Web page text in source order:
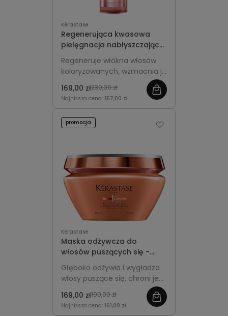
Kérastase
Regenerująca kwasowa
pielęgnacja nabłyszczająca
włosy koloryzowane -
Kérastase Chroma Absolu
Soin Acide Gloss 210ml
Regeneruje włókna włosów
koloryzowanych, wzmacnia je
od środka, nadaje intensywny
połysk i gładkość pasmom.
169,00 zł230,00 zł
Najniższa cena: 157,00 zł
Kérastase
Maska odżywcza do
włosów puszących się -
Kérastase Discipline Oléo-
Relax 200ml
Głęboko odżywia i wygładza
włosy puszące się, chroni je
przed wilgocią, nadaje im
blask oraz długotrwałą
kontrolę fryzury.
169,00 zł190,00 zł
Najniższa cena: 161,00 zł
promocja